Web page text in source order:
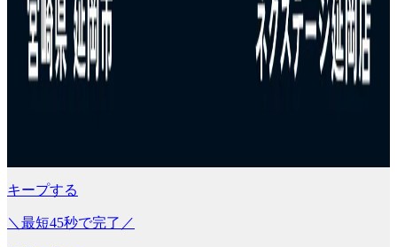
キープする
＼最短45秒で完了／